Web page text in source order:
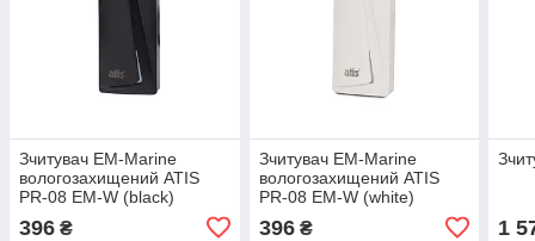
Зчитувач EM-Marine
вологозахищений ATIS
PR-08 EM-W (black)
396 ₴
Зчитувач EM-Marine
вологозахищений ATIS
PR-08 EM-W (white)
396₴ 1